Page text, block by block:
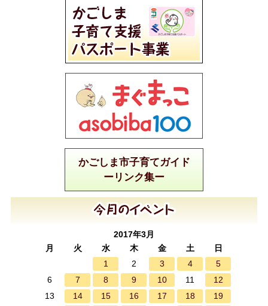
かごしま市子育てガイド
ーリンク集ー
2017年3月
月
火 水 木 金 土
日
1
2 3 4
5
6
7 8 9 10 11
12
13
14 15 16 17 18
19